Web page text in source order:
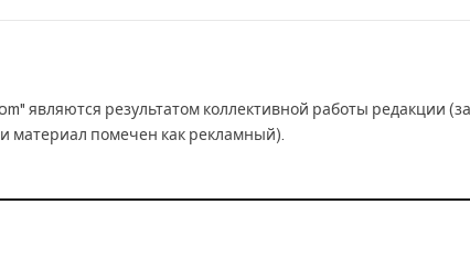
являются результатом коллективной работы редакции (за
материал помечен как рекламный).